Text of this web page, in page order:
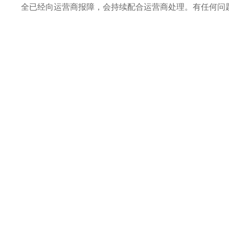
全已经向运营商报障，会持续配合运营商处理。有任何